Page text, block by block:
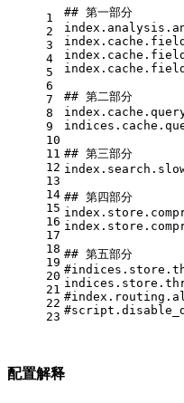
1
2
3
4
5
6
7
8
9
10
11
12
13
14
15
16
17
18
19
20
21
22
23
## 第一部分
## 第二部分
## 第三部分
## 第四部分
## 第五部分
#
#
#
配置解释